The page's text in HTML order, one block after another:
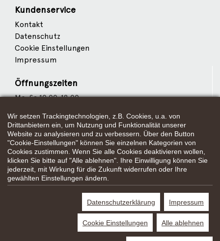
Kundenservice
Kontakt
Datenschutz
Cookie Einstellungen
Impressum
Öffnungszeiten
Mo-Sa 10:00-18:00
Wir sind Partner von
Weitere Partner
*Alle Preisangaben gelten inklusive gesetzlichen MwSt. und bei
Selbstabholung.
unverbindliche Preisempfehlung des Herstellers/Lieferanten.
Wir setzen Trackingtechnologien, z.B. Cookies, u.a. von
Drittanbietern ein, um Nutzung und Funktionalität unserer
Website zu analysieren und zu verbessern. Über den Button
"Cookie-Einstellungen" können Sie einzelnen Kategorien von
Cookies zustimmen. Wenn Sie alle Cookies deaktivieren wollen,
klicken Sie bitte auf "Alle ablehnen". Ihre Einwilligung können Sie
jederzeit, mit Wirkung für die Zukunft widerrufen oder Ihre
gewählten Einstellungen ändern.
Datenschutzerklärung Impressum
Cookie Einstellungen Alle ablehnen